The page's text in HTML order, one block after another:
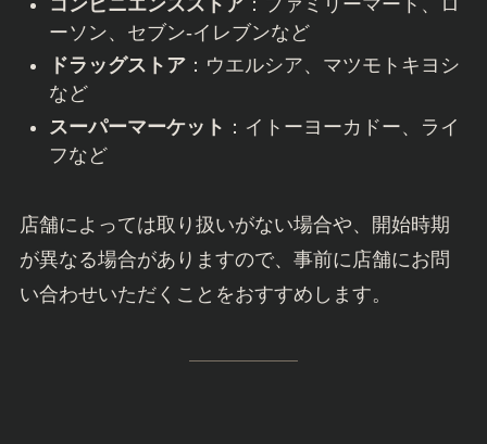
ーソン、セブン-イレブンなど
ドラッグストア：ウエルシア、マツモトキヨシ
など
スーパーマーケット ：イトーヨーカドー、ライ
フなど
店舗によっては取り扱いがない場合や、開始時期
が異なる場合がありますので、事前に店舗にお問
い合わせいただくことをおすすめします。